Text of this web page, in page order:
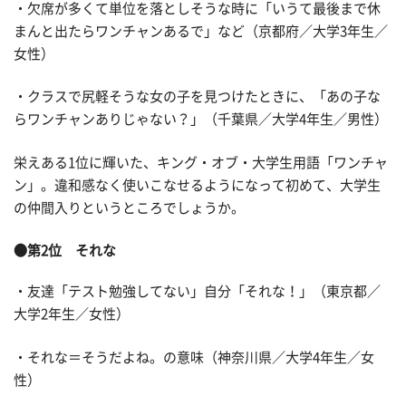
・欠席が多くて単位を落としそうな時に「いうて最後まで休
まんと出たらワンチャンあるで」など（京都府／大学3年生／
女性）
・クラスで尻軽そうな女の子を見つけたときに、「あの子な
らワンチャンありじゃない？」（千葉県／大学4年生／男性）
栄えある1位に輝いた、キング・オブ・大学生用語「ワンチャ
ン」。違和感なく使いこなせるようになって初めて、大学生
の仲間入りというところでしょうか。
●第2位 それな
・友達「テスト勉強してない」自分「それな！」（東京都／
大学2年生／女性）
・それな＝そうだよね。の意味（神奈川県／大学4年生／女
性）